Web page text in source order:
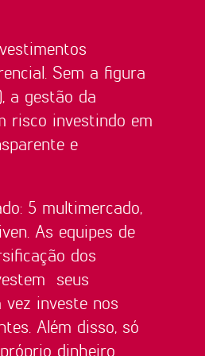
Sem a figura
a gestão da
risco investindo em
e
5 multimercado,
As equipes de
dos
seus
vez investe nos
Além disso, só
dinheiro.